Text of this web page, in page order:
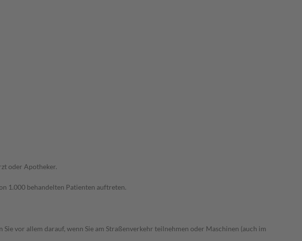
oder Apotheker.
1.000 behandelten Patienten auftreten.
vor allem darauf, wenn Sie am Straßenverkehr teilnehmen oder Maschinen (auch im